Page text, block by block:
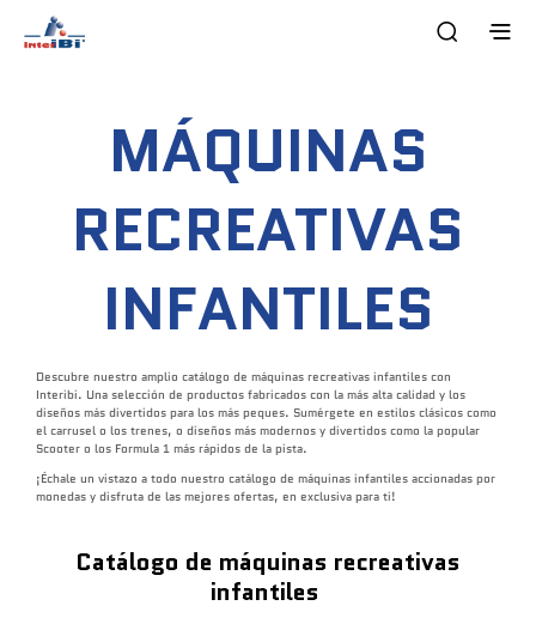
MÁQUINAS
RECREATIVAS
INFANTILES
Descubre nuestro amplio catálogo de máquinas recreativas infantiles con
Interibi. Una selección de productos fabricados con la más alta calidad y los
diseños más divertidos para los más peques. Sumérgete en estilos clásicos como
el carrusel o los trenes, o diseños más modernos y divertidos como la popular
Scooter o los Formula 1 más rápidos de la pista.
¡Échale un vistazo a todo nuestro catálogo de máquinas infantiles accionadas por
monedas y disfruta de las mejores ofertas, en exclusiva para ti!
Catálogo de máquinas recreativas
infantiles